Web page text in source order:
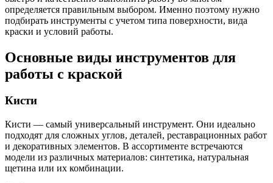
определяется правильным выбором. Именно поэтому нужно
подбирать инструменты с учетом типа поверхности, вида
краски и условий работы.
Основные виды инструментов для
работы с краской
Кисти
Кисти — самый универсальный инструмент. Они идеально
подходят для сложных углов, деталей, реставрационных работ
и декоративных элементов. В ассортименте встречаются
модели из различных материалов: синтетика, натуральная
щетина или их комбинации.